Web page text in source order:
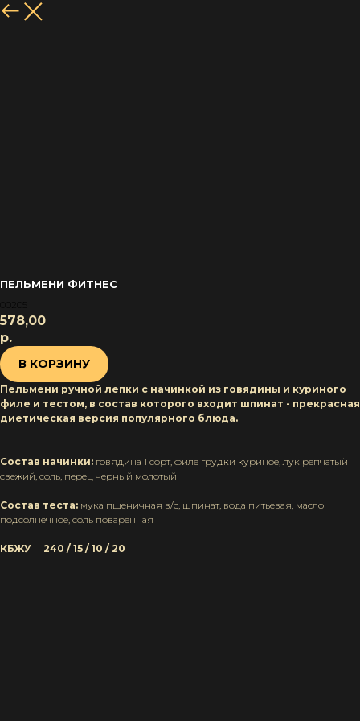
НАЗАД
ПЕЛЬМЕНИ ФИТНЕС ⠀ ⠀ ⠀ ⠀ ⠀ ⠀ ⠀ ⠀
00205
578,00
р.
В КОРЗИНУ
Пельмени ручной лепки с начинкой из говядины и куриного
филе и тестом, в состав которого входит шпинат - прекрасная
диетическая версия популярного блюда.
Состав начинки: говядина 1 сорт, филе грудки куриное, лук репчатый
свежий, соль, перец черный молотый
Состав теста: мука пшеничная в/с, шпинат, вода питьевая, масло
подсолнечное, соль поваренная
КБЖУ ⠀ 240 / 15 / 10 / 20